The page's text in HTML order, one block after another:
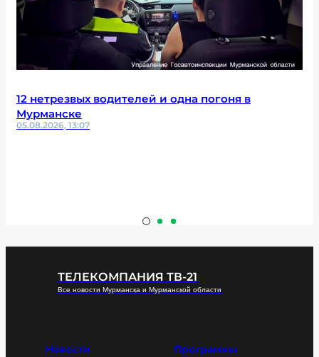
12 нетрезвых водителей и одна погоня в
Мурманске
05.08.2026, 13:07
ТЕЛЕКОМПАНИЯ ТВ-21
Все новости Мурманска и Мурманской области
Новости Программы